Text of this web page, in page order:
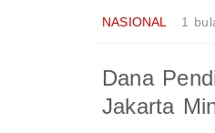
NASIONAL 1
Dana
Jakarta